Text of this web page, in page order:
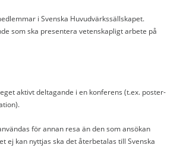
i Svenska Huvudvärkssällskapet.
som ska presentera vetenskapligt arbete på
aktivt deltagande i en konferens (t.ex. poster-
för annan resa än den som ansökan
ej kan nyttjas ska det återbetalas till Svenska